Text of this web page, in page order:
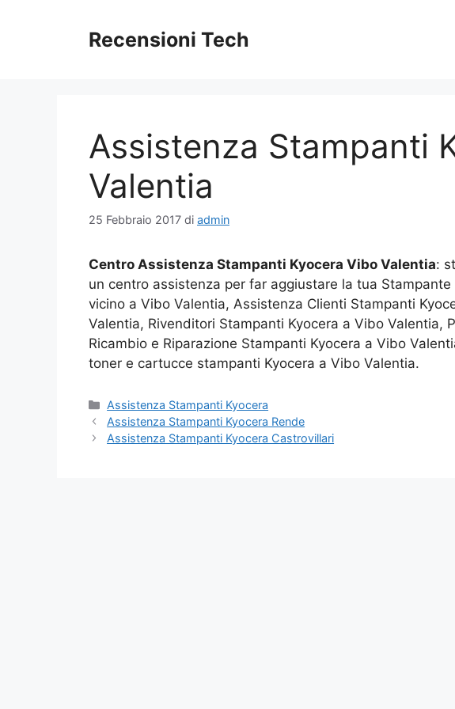
Recensioni Tech
Assistenza Stampanti
Valentia
25 Febbraio 2017 di admin
Centro Assistenza Stampanti Kyocera Vibo Valentia:
un centro assistenza per far aggiustare la tua Stampante
vicino a Vibo Valentia, Assistenza Clienti Stampanti
Valentia, Rivenditori Stampanti Kyocera a Vibo Valentia,
Ricambio e Riparazione Stampanti Kyocera a Vibo
toner e cartucce stampanti Kyocera a Vibo Valentia.
Categorie
Assistenza Stampanti Kyocera
Assistenza Stampanti Kyocera Rende
Assistenza Stampanti Kyocera Castrovillari